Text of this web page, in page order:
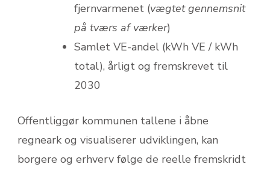
fjernvarmenet (vægtet gennemsnit
på tværs af værker)
Samlet VE-andel (kWh VE / kWh
total), årligt og fremskrevet til
2030
Offentliggør kommunen tallene i åbne
regneark og visualiserer udviklingen, kan
borgere og erhverv følge de reelle fremskridt